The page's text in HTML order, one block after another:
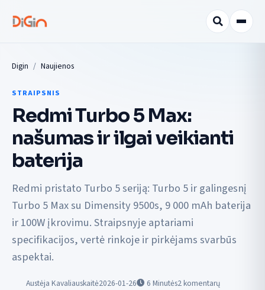
Digin Naujienos
STRAIPSNIS
Redmi Turbo 5 Max:
našumas ir ilgai veikianti
baterija
Redmi pristato Turbo 5 seriją: Turbo 5 ir galingesnį
Turbo 5 Max su Dimensity 9500s, 9 000 mAh baterija
ir 100W įkrovimu. Straipsnyje aptariami
specifikacijos, vertė rinkoje ir pirkėjams svarbūs
aspektai.
Austėja Kavaliauskaitė2026-01-26 6 Minutės2 komentarų